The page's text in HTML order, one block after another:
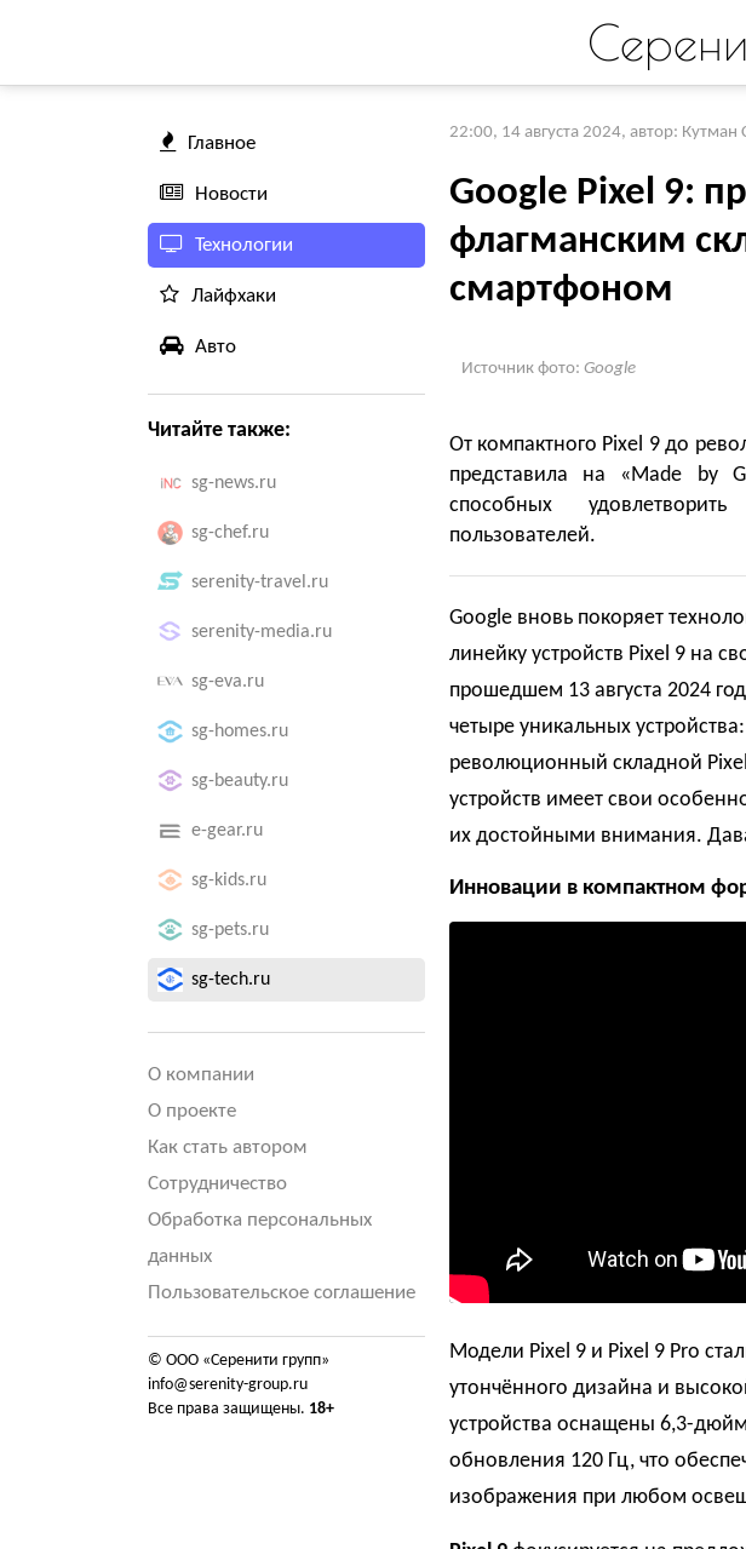
Главное
Новости
Технологии
Лайфхаки
Авто
Читайте также:
sg-news.ru
sg-chef.ru
serenity-travel.ru
serenity-media.ru
sg-eva.ru
sg-homes.ru
sg-beauty.ru
e-gear.ru
sg-kids.ru
sg-pets.ru
sg-tech.ru
О компании
О проекте
Как стать автором
Сотрудничество
Обработка персональных
данных
Пользовательское соглашение
© ООО «Серенити групп»
info@serenity-group.ru
Все права защищены. 18+
22:00, 14 августа 2024, автор: Кутман
Google Pixel 9:
флагманским
смартфоном
Источник фото: Google
От компактного Pixel 9 до
представила на «Made by
способных
пользователей.
Google вновь покоряет
линейку устройств Pixel 9 на
прошедшем 13 августа 2024
четыре уникальных
революционный складной
устройств имеет свои
их достойными внимания.
Инновации в компактном
Модели Pixel 9 и Pixel 9 Pro
утончённого дизайна и
устройства оснащены 6,3-
обновления 120 Гц, что
изображения при любом